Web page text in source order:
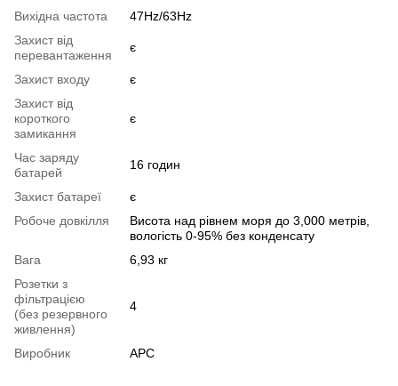
Вихідна частота
47Hz/63Hz
Захист від
перевантаження
є
Захист входу
є
Захист від
короткого
замикання
є
Час заряду
батарей
16 годин
Захист батареї
є
Робоче довкілля
Висота над рівнем моря до 3,000 метрів,
вологість 0-95% без конденсату
Вага
6,93 кг
Розетки з
фільтрацією
(без резервного
живлення)
4
Виробник APC